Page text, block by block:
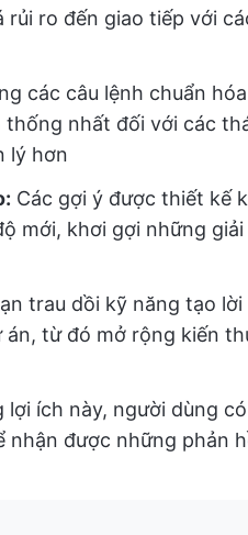
rủi ro đến giao tiếp với
các câu lệnh chuẩn
nhất đối với các
lý hơn
Các gợi ý được thiết kế
mới, khơi gợi những
trau dồi kỹ năng tạo
án, từ đó mở rộng kiến
ích này, người dùng
nhận được những phản